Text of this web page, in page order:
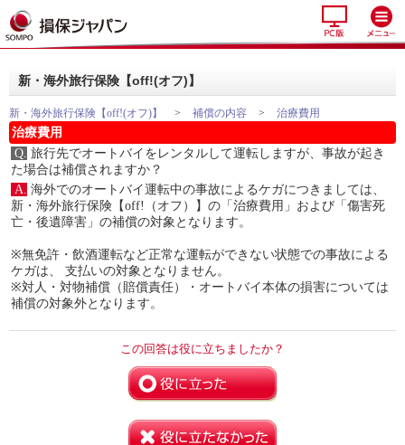
新・海外旅行保険【off!(オフ)】
新・海外旅行保険【off!(オフ)】 > 補償の内容 > 治療費用
治療費用
Q. 旅行先でオートバイをレンタルして運転しますが、事故が起き
た場合は補償されますか？
A. 海外でのオートバイ運転中の事故によるケガにつきましては、
新・海外旅行保険【off!（オフ）】の「治療費用」および「傷害死
亡・後遺障害」の補償の対象となります。
※無免許・飲酒運転など正常な運転ができない状態での事故による
ケガは、 支払いの対象となりません。
※対人・対物補償（賠償責任）・オートバイ本体の損害については
補償の対象外となります。
この回答は役に立ちましたか？